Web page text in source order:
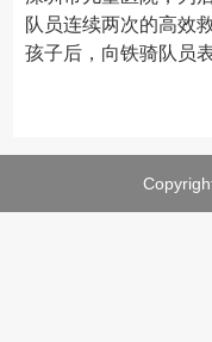
队员连续两次的高效
孩子后，向铁骑队员